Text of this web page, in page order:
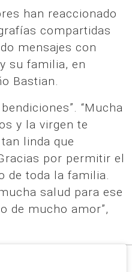
han reaccionado
compartidas
mensajes con
su familia, en
Bastian.
“Mucha
y la virgen te
linda que
por permitir el
de toda la familia.
salud para ese
de mucho amor”,